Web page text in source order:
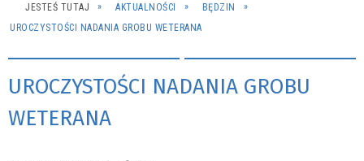
JESTEŚ TUTAJ AKTUALNOŚCI
BĘDZIN
UROCZYSTOŚCI NADANIA GROBU WETERANA
UROCZYSTOŚCI NADANIA GROBU
WETERANA